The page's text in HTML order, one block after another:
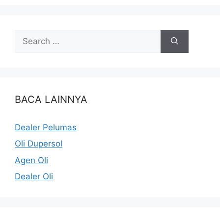
BACA LAINNYA
Dealer Pelumas
Oli Dupersol
Agen Oli
Dealer Oli